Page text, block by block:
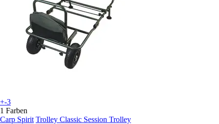
+-3
1 Farben
Carp Spirit Trolley Classic Session Trolley